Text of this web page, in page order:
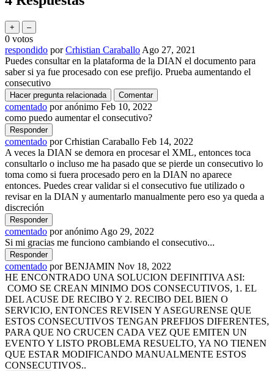
0 votos
respondido porCrhistian Caraballo Ago 27, 2021
Puedes consultar en la plataforma de la DIAN el documento para
saber si ya fue procesado con ese prefijo. Prueba aumentando el
consecutivo
comentado poranónimo Feb 10, 2022
como puedo aumentar el consecutivo?
comentado porCrhistian Caraballo Feb 14, 2022
A veces la DIAN se demora en procesar el XML, entonces toca
consultarlo o incluso me ha pasado que se pierde un consecutivo lo
toma como si fuera procesado pero en la DIAN no aparece
entonces. Puedes crear validar si el consecutivo fue utilizado o
revisar en la DIAN y aumentarlo manualmente pero eso ya queda a
discreción
comentado poranónimo Ago 29, 2022
Si mi gracias me funciono cambiando el consecutivo...
comentado porBENJAMIN Nov 18, 2022
HE ENCONTRADO UNA SOLUCION DEFINITIVA ASI:
COMO SE CREAN MINIMO DOS CONSECUTIVOS, 1. EL
DEL ACUSE DE RECIBO Y 2. RECIBO DEL BIEN O
SERVICIO, ENTONCES REVISEN Y ASEGURENSE QUE
ESTOS CONSECUTIVOS TENGAN PREFIJOS DIFERENTES,
PARA QUE NO CRUCEN CADA VEZ QUE EMITEN UN
EVENTO Y LISTO PROBLEMA RESUELTO, YA NO TIENEN
QUE ESTAR MODIFICANDO MANUALMENTE ESTOS
CONSECUTIVOS..